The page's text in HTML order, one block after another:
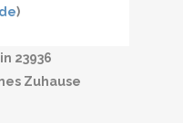
)
23936
Zuhause